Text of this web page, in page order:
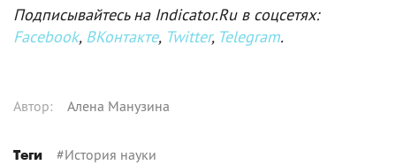
Подписывайтесь на Indicator.Ru в соцсетях:
Facebook, ВКонтакте, Twitter, Telegram.
Автор: Алена Манузина
Теги #История науки